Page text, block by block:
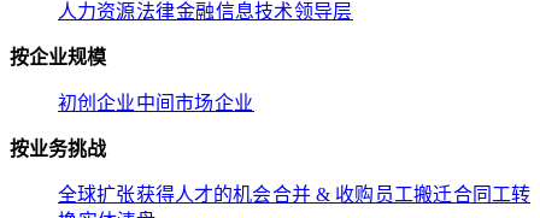
人力资源​​法律​​金融​​信息技术​​领导层​​
按企业规模​​
初创企业​​中间市场​​企业​​
按业务挑战​​
全球扩张​​获得人才的机会​​合并 & 收购​​ 员工搬迁​​合同工转